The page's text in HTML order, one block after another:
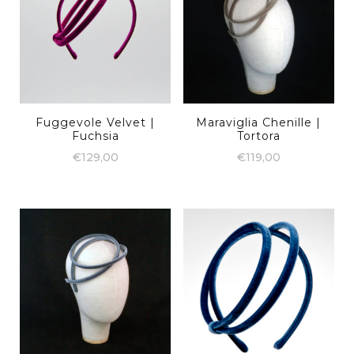
Fuggevole Velvet |
Fuchsia
€129,00
Maraviglia Chenille |
Tortora
€119,00